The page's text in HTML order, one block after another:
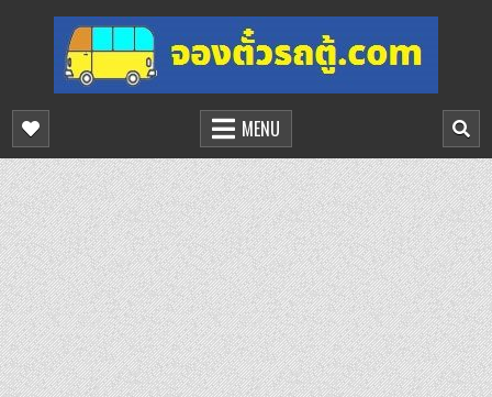
content
จองตั๋วรถตู้ออนไลน์
บริการจองตั๋วรถตู้ออนไลน์
MENU